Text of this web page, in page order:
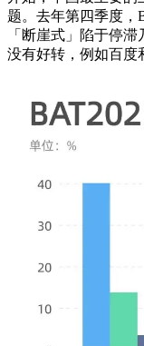
题。去年第四季度，
「断崖式」陷于停
没有好转，例如百度